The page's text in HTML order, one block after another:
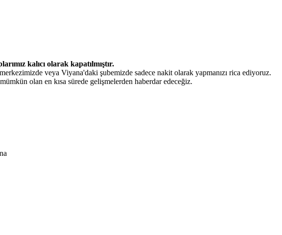
kalıcı olarak kapatılmıştır.
veya Viyana'daki şubemizde sadece nakit olarak yapmanızı rica ediyoruz.
olan en kısa sürede gelişmelerden haberdar edeceğiz.